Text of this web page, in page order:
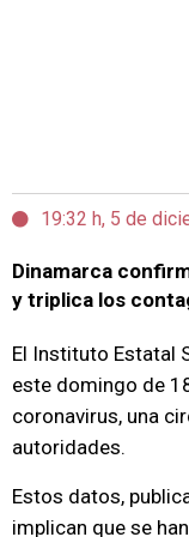
19:32 h, 5 de
Dinamarca
y triplica los
El Instituto Estatal
este domingo de
coronavirus, una
autoridades.
Estos datos,
implican que se